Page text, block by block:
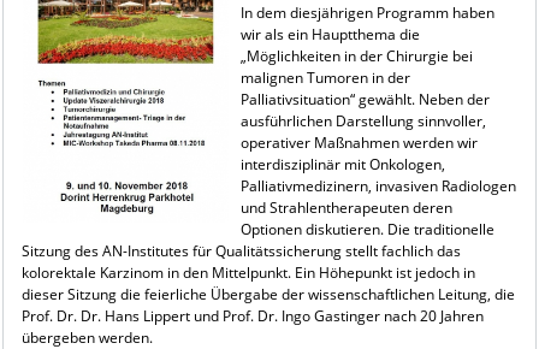
In dem diesjährigen Programm haben
wir als ein Hauptthema die
„Möglichkeiten in der Chirurgie bei
malignen Tumoren in der
Palliativsituation“ gewählt. Neben der
ausführlichen Darstellung sinnvoller,
operativer Maßnahmen werden wir
interdisziplinär mit Onkologen,
Palliativmedizinern, invasiven Radiologen
und Strahlentherapeuten deren
Optionen diskutieren. Die traditionelle
Sitzung des AN-Institutes für Qualitätssicherung stellt fachlich das
kolorektale Karzinom in den Mittelpunkt. Ein Höhepunkt ist jedoch in
dieser Sitzung die feierliche Übergabe der wissenschaftlichen Leitung, die
Prof. Dr. Dr. Hans Lippert und Prof. Dr. Ingo Gastinger nach 20 Jahren
übergeben werden.